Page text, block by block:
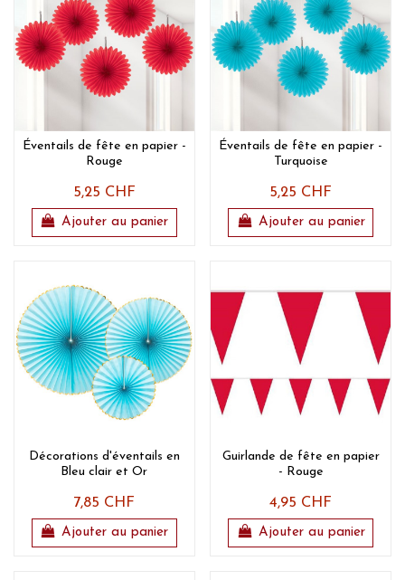
Éventails de fête en papier -
Rouge
5,25 CHF
Ajouter au panier
Éventails de fête en papier -
Turquoise
5,25 CHF
Ajouter au panier
Décorations d'éventails en
Bleu clair et Or
7,85 CHF
Ajouter au panier
Guirlande de fête en papier
- Rouge
4,95 CHF
Ajouter au panier